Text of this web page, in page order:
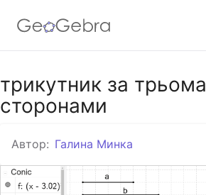
Увійти
трикутник за трьома
сторонами
Автор: Галина Минка